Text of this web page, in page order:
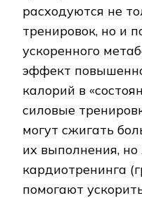
расходуются не
тренировок, но и
ускоренного
эффект
калорий в
силовые
могут сжигать
их выполнения,
кардиотренинга
помогают